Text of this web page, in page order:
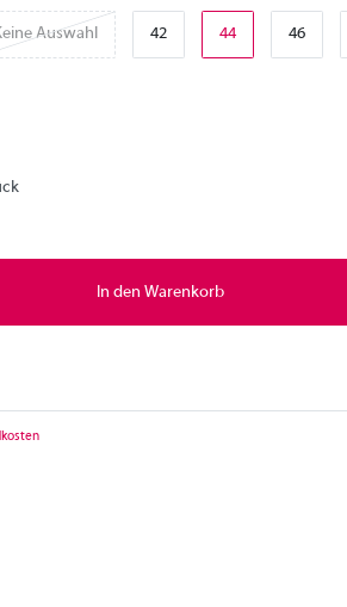
Auswahl 42 44 46
In den Warenkorb